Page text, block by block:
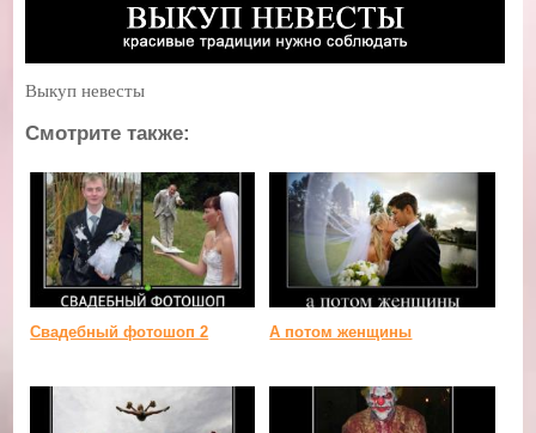
Выкуп невесты
Смотрите также:
Свадебный фотошоп 2 А потом женщины